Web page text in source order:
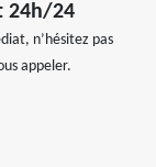
24h/24
n’hésitez pas
appeler.